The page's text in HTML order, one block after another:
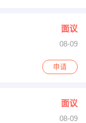
面议
08-09
申请
面议
08-09